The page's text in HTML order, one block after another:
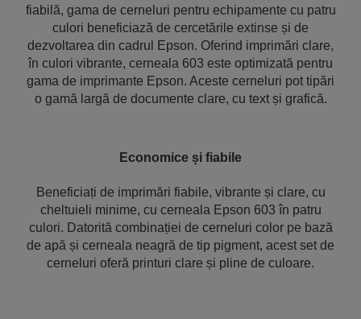
fiabilă, gama de cerneluri pentru echipamente cu patru
culori beneficiază de cercetările extinse și de
dezvoltarea din cadrul Epson. Oferind imprimări clare,
în culori vibrante, cerneala 603 este optimizată pentru
gama de imprimante Epson. Aceste cerneluri pot tipări
o gamă largă de documente clare, cu text și grafică.
Economice și fiabile
Beneficiați de imprimări fiabile, vibrante și clare, cu
cheltuieli minime, cu cerneala Epson 603 în patru
culori. Datorită combinației de cerneluri color pe bază
de apă și cerneala neagră de tip pigment, acest set de
cerneluri oferă printuri clare și pline de culoare.